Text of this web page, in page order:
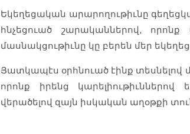
Եկեղեցական արարողութիւնը
հնչեցուած շարականներով,
մասնակցութիւնը կը բերեն մեր
Յատկապէս օրհնուած էինք տեսնելով
որոնք իրենց կարելիութիւններով
վերածելով զայն իսկական աղօթքի